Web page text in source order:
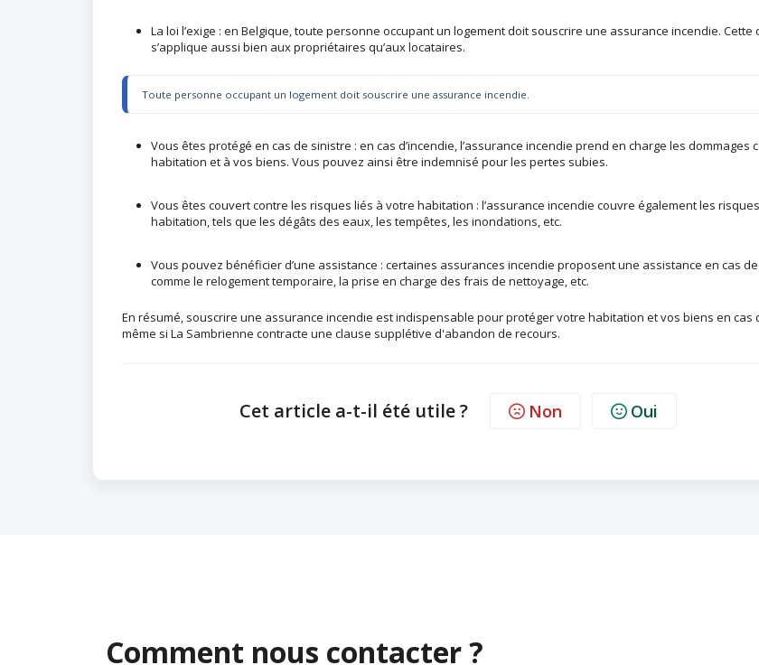
La loi l’exige : en Belgique, toute personne occupant un logement doit souscrire une assurance incendie. Cette
s’applique aussi bien aux propriétaires qu’aux locataires.
Toute personne occupant un logement doit souscrire une assurance incendie.
Vous êtes protégé en cas de sinistre : en cas d’incendie, l’assurance incendie prend en charge les dommages
habitation et à vos biens. Vous pouvez ainsi être indemnisé pour les pertes subies.
Vous êtes couvert contre les risques liés à votre habitation : l’assurance incendie couvre également les
habitation, tels que les dégâts des eaux, les tempêtes, les inondations, etc.
Vous pouvez bénéficier d’une assistance : certaines assurances incendie proposent une assistance en cas
comme le relogement temporaire, la prise en charge des frais de nettoyage, etc.
En résumé, souscrire une assurance incendie est indispensable pour protéger votre habitation et vos biens en cas
même si La Sambrienne contracte une clause supplétive d'abandon de recours.
Cet article a-t-il été utile ? Non Oui